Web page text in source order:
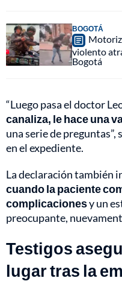
BOGOTÁ
violento
Bogotá
“Luego pasa el doctor
canaliza, le hace una
una serie de
en el expediente.
La declaración también
cuando la paciente
complicacionesy un
preocupante,
Testigos
lugar tras la